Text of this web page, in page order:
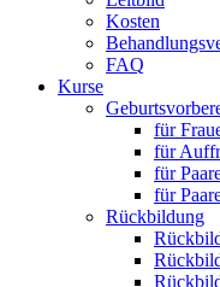
Kosten
FAQ
Kurse
für
für
für
für
Rückbildung